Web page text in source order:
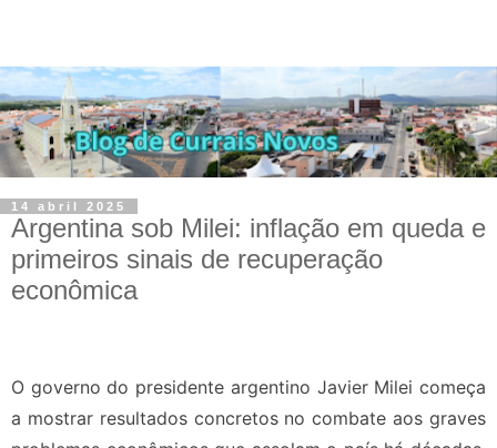
14 abril 2025
Argentina sob Milei: inflação em queda e
primeiros sinais de recuperação
econômica
O governo do presidente argentino Javier Milei começa
a mostrar resultados concretos no combate aos graves